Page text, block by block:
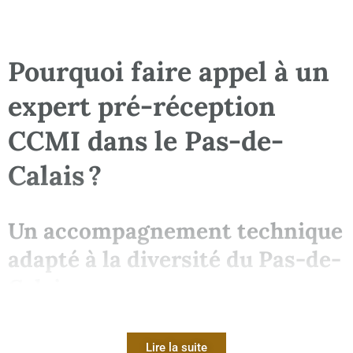
Pourquoi faire appel à un
expert pré-réception
CCMI dans le Pas-de-
Calais ?
Un accompagnement technique
adapté à la diversité du Pas-de-
Pas-de-Calais, faire appel à un
est indispensable pour répondre aux défis propres au
Lire la suite